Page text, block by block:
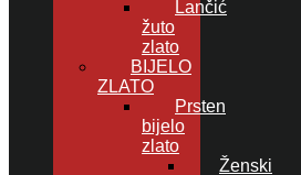
Lančić
žuto
zlato
BIJELO
ZLATO
Prsten
bijelo
zlato
Ženski